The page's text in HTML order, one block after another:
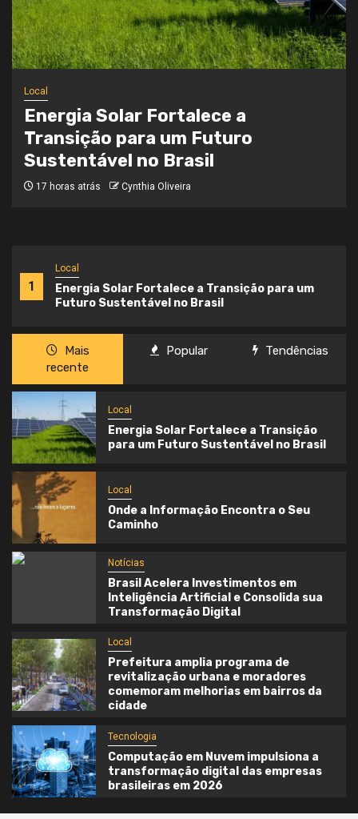
1
Local
Energia Solar Fortalece a Transição para um
Futuro Sustentável no Brasil
Local
Onde a Informação Encontra o Seu
Caminho
3 semanas atrás Cynthia Oliveira
Mais
recente
Popular Tendências
Local
Energia Solar Fortalece a Transição
para um Futuro Sustentável no Brasil
Local
Onde a Informação Encontra o Seu
Caminho
Notícias
Brasil Acelera Investimentos em
Inteligência Artificial e Consolida sua
Transformação Digital
Local
Prefeitura amplia programa de
revitalização urbana e moradores
comemoram melhorias em bairros da
cidade
Tecnologia
Computação em Nuvem impulsiona a
transformação digital das empresas
brasileiras em 2026